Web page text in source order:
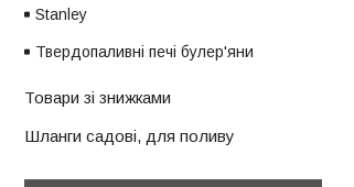
Stanley
Твердопаливні печі булер'яни
Товари зі знижками
Шланги садові, для поливу